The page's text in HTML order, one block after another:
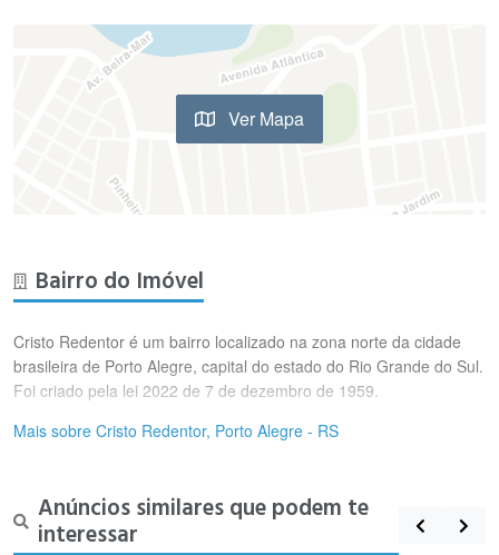
Ver Mapa
Bairro do Imóvel
Cristo Redentor é um bairro localizado na zona norte da cidade
brasileira de Porto Alegre, capital do estado do Rio Grande do Sul.
Foi criado pela lei 2022 de 7 de dezembro de 1959.
Mais sobre Cristo Redentor, Porto Alegre - RS
Anúncios similares que podem te
interessar